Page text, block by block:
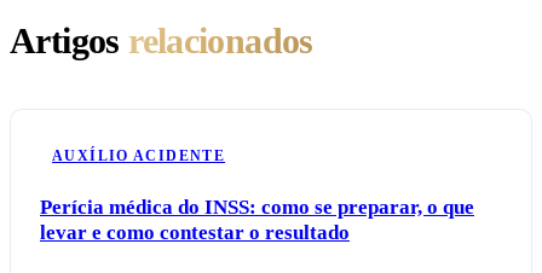
Artigos relacionados
AUXÍLIO ACIDENTE
Perícia médica do INSS: como se preparar, o que
levar e como contestar o resultado